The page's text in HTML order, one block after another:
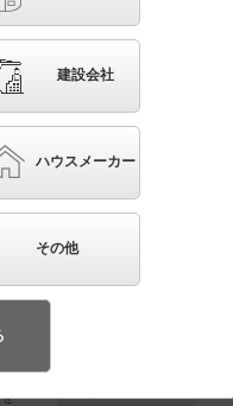
シーリング
条件を選び直す
1/57▼ ▶
タ
建設会社
ハウスメーカー
その他